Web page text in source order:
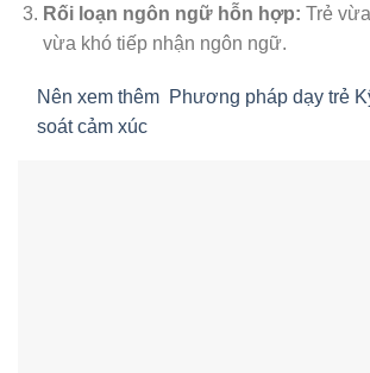
Rối loạn ngôn ngữ hỗn hợp: Trẻ
vừa khó tiếp nhận ngôn ngữ.
Nên xem thêm Phương pháp dạy trẻ
soát cảm xúc